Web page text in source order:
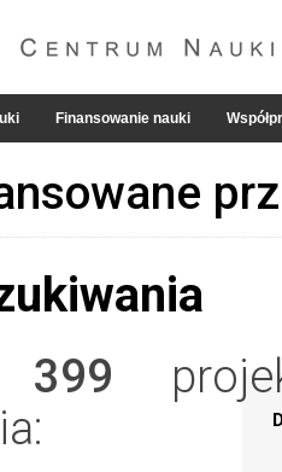
Finansowanie nauki
399